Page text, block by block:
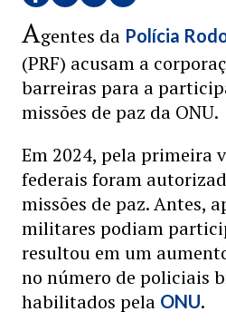
Agentes da Polícia
(PRF) acusam a
barreiras para a
missões de paz da ONU.
Em 2024, pela primeira
federais foram
missões de paz. Antes,
militares podiam
resultou em um
no número de policiais
habilitados pela ONU.